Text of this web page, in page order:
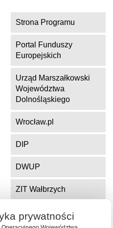
Strona Programu
Portal Funduszy
Europejskich
Urząd Marszałkowski
Województwa
Dolnośląskiego
Wrocław.pl
DIP
DWUP
ZIT Wałbrzych
ZIT Jelenia Góra
prywatności